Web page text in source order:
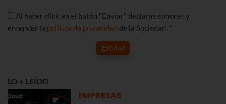
Al hacer click en el botón "Enviar" declaras conocer y
entender la política de privacidad de la Sociedad. *
Enviar
LO + LEÍDO
EMPRESAS